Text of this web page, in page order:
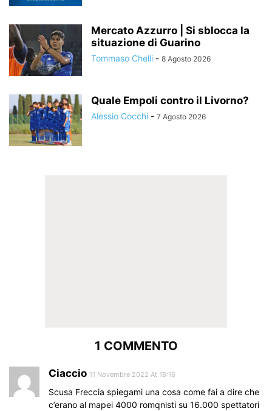
Mercato Azzurro | Si sblocca la
situazione di Guarino
Tommaso Chelli - 8 Agosto 2026
Quale Empoli contro il Livorno?
Alessio Cocchi - 7 Agosto 2026
1 COMMENTO
Ciaccio 11 Novembre 2022 At 18:16
Scusa Freccia spiegami una cosa come fai a dire che
c’erano al mapei 4000 romqnisti su 16.000 spettatori